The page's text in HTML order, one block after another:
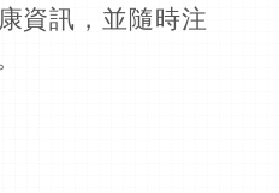
資訊，並隨時注